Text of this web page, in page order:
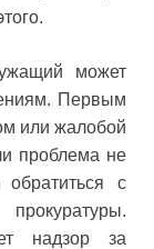
может
Первым
или жалобой
проблема не
с
надзор за